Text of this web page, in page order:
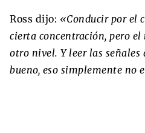
Ross dijo: «Conducir por el
cierta concentración, pero
otro nivel. Y leer las señales
bueno, eso simplemente no